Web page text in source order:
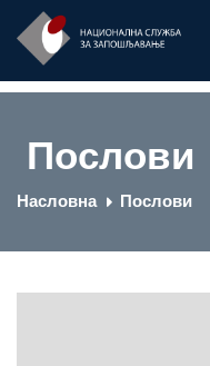
Послови
Насловна Послови